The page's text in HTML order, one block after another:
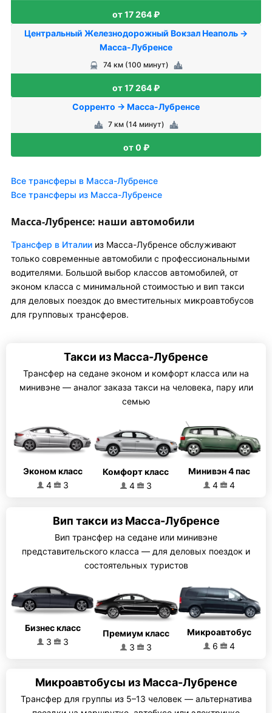
от 17 264 ₽
Центральный Железнодорожный Вокзал Неаполь →
Масса-Лубренсе
74 км (100 минут)
от 17 264 ₽
Сорренто → Масса-Лубренсе
7 км (14 минут)
от 0 ₽
Все трансферы в Масса-Лубренсе
Все трансферы из Масса-Лубренсе
Масса-Лубренсе: наши автомобили
Трансфер в Италии из Масса-Лубренсе обслуживают
только современные автомобили с профессиональными
водителями. Большой выбор классов автомобилей, от
эконом класса с минимальной стоимостью и вип такси
для деловых поездок до вместительных микроавтобусов
для групповых трансферов.
Такси из Масса-Лубренсе
Трансфер на седане эконом и комфорт класса или на
минивэне — аналог заказа такси на человека, пару или
семью
Эконом класс
4
3
Комфорт класс
4
3
Минивэн 4 пас
4
4
Вип такси из Масса-Лубренсе
Вип трансфер на седане или минивэне
представительского класса — для деловых поездок и
состоятельных туристов
Бизнес класс
3
3
Премиум класс
3
3
Микроавтобус
6
4
Микроавтобусы из Масса-Лубренсе
Трансфер для группы из 5–13 человек — альтернатива